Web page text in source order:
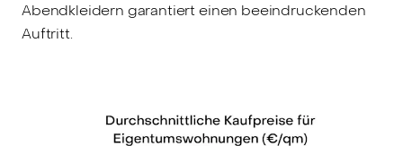
Abendkleidern garantiert einen beeindruckenden
Auftritt.